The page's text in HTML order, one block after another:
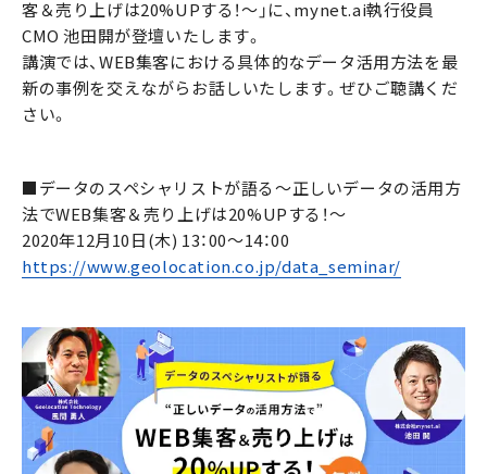
客＆売り上げは20%UPする！～」に、mynet.ai執行役員
CMO 池田開が登壇いたします。
講演では、WEB集客における具体的なデータ活用方法を最
新の事例を交えながらお話しいたします。ぜひご聴講くだ
さい。
■データのスペシャリストが語る～正しいデータの活用方
法でWEB集客＆売り上げは20%UPする！～
2020年12月10日(木) 13：00〜14：00
https://www.geolocation.co.jp/data_seminar/